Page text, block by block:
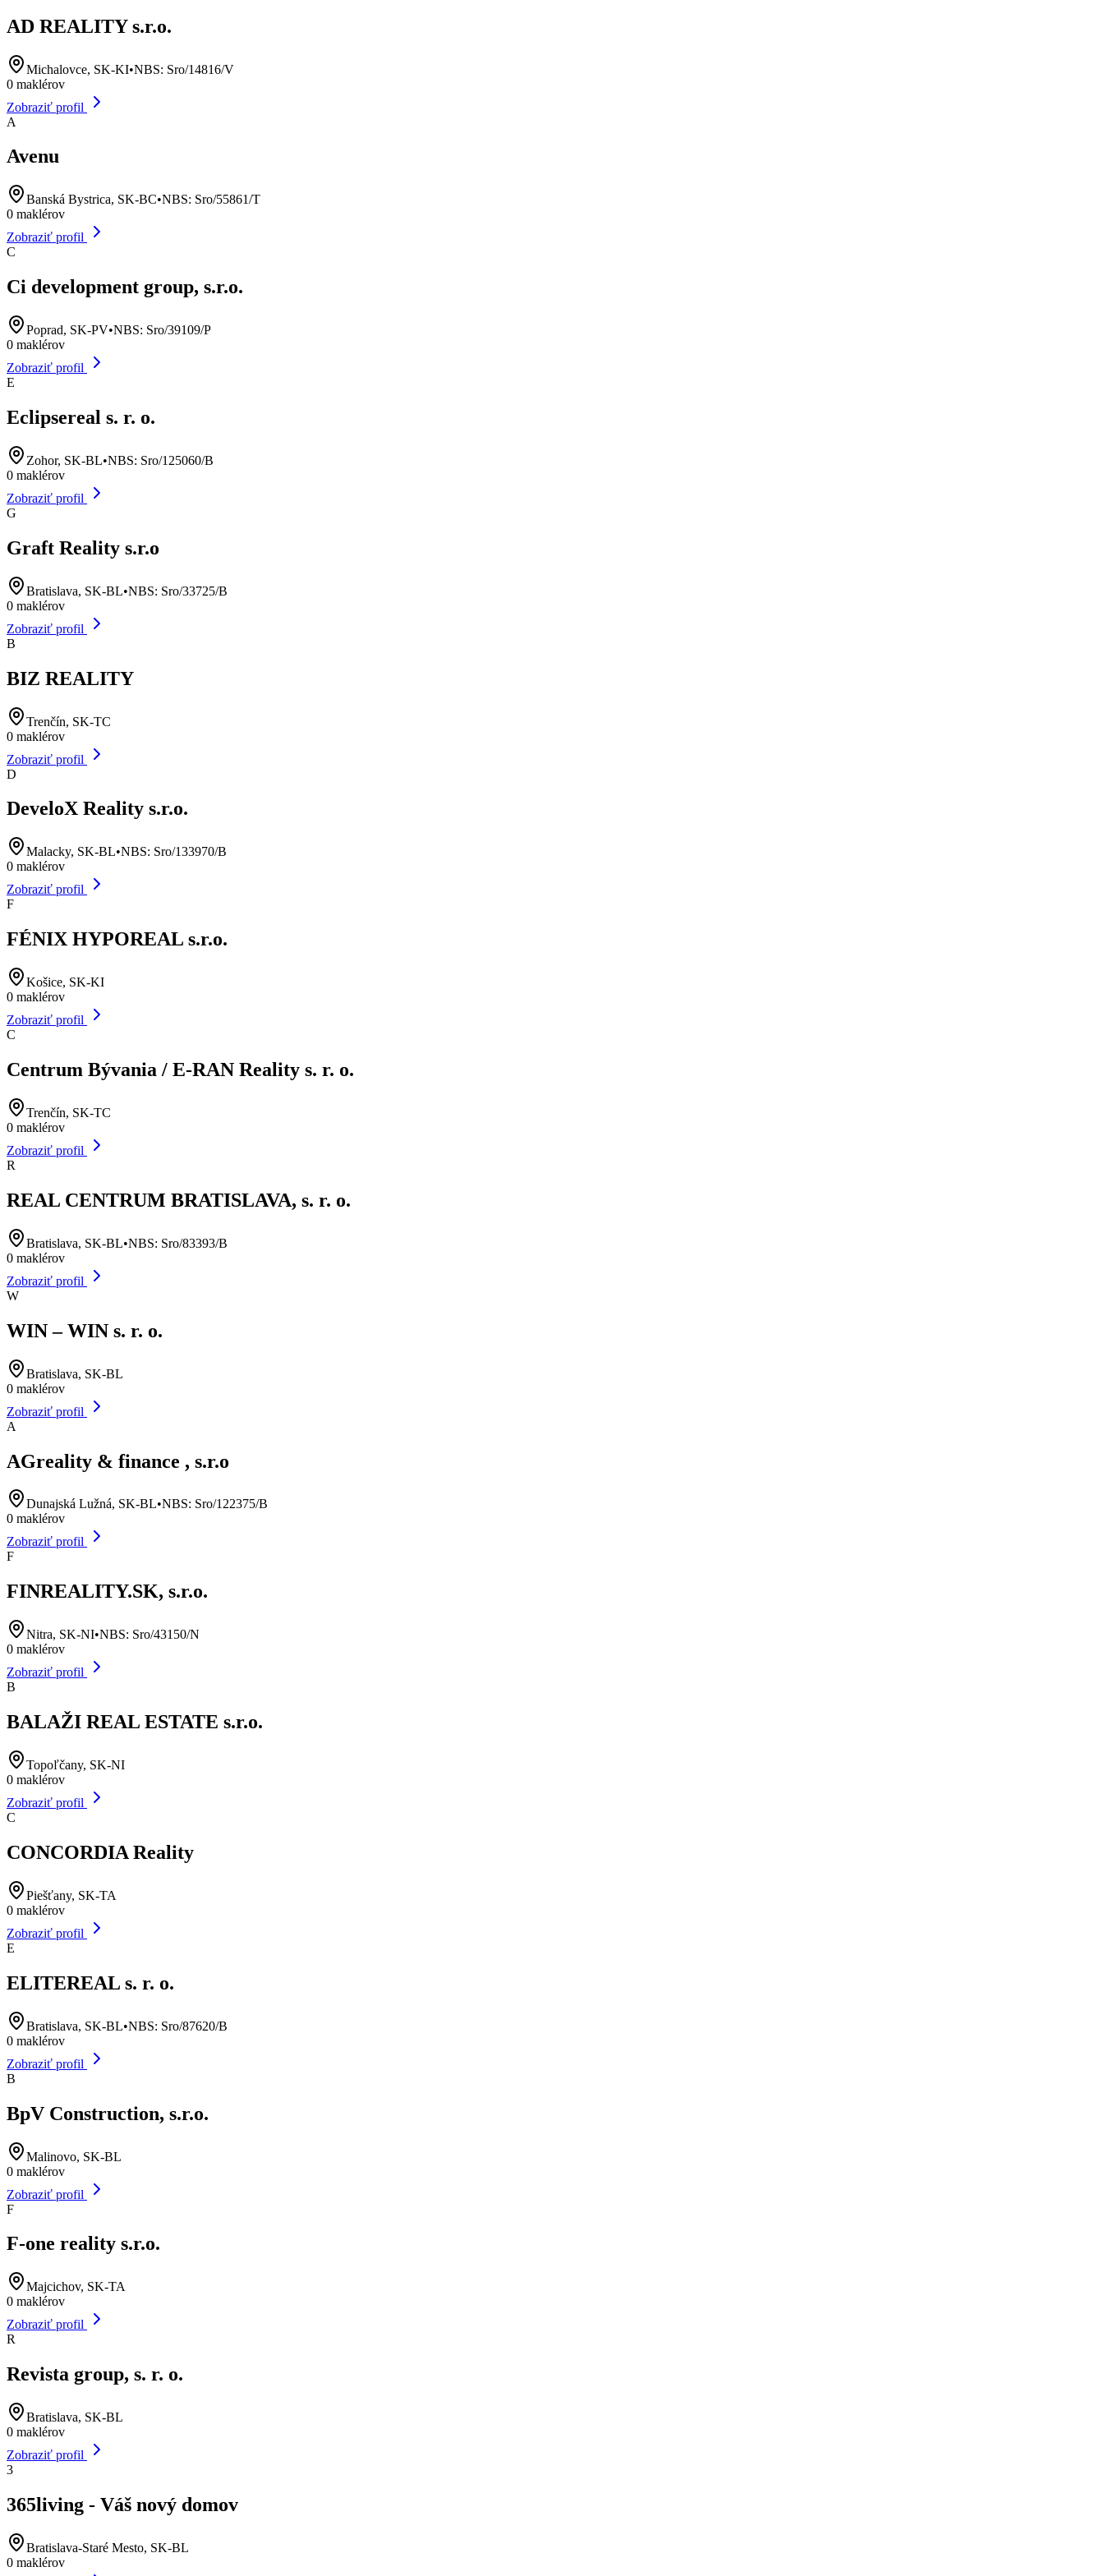
AD REALITY s.r.o.
Michalovce, SK-KI•NBS: Sro/14816/V
0 maklérov
Zobraziť profil
A
Avenu
Banská Bystrica, SK-BC•NBS: Sro/55861/T
0 maklérov
Zobraziť profil
C
Ci development group, s.r.o.
Poprad, SK-PV•NBS: Sro/39109/P
0 maklérov
Zobraziť profil
E
Eclipsereal s. r. o.
Zohor, SK-BL•NBS: Sro/125060/B
0 maklérov
Zobraziť profil
G
Graft Reality s.r.o
Bratislava, SK-BL•NBS: Sro/33725/B
0 maklérov
Zobraziť profil
B
BIZ REALITY
Trenčín, SK-TC
0 maklérov
Zobraziť profil
D
DeveloX Reality s.r.o.
Malacky, SK-BL•NBS: Sro/133970/B
0 maklérov
Zobraziť profil
F
FÉNIX HYPOREAL s.r.o.
Košice, SK-KI
0 maklérov
Zobraziť profil
C
Centrum Bývania / E-RAN Reality s. r. o.
Trenčín, SK-TC
0 maklérov
Zobraziť profil
R
REAL CENTRUM BRATISLAVA, s. r. o.
Bratislava, SK-BL•NBS: Sro/83393/B
0 maklérov
Zobraziť profil
W
WIN – WIN s. r. o.
Bratislava, SK-BL
0 maklérov
Zobraziť profil
A
AGreality & finance , s.r.o
Dunajská Lužná, SK-BL•NBS: Sro/122375/B
0 maklérov
Zobraziť profil
F
FINREALITY.SK, s.r.o.
Nitra, SK-NI•NBS: Sro/43150/N
0 maklérov
Zobraziť profil
B
BALAŽI REAL ESTATE s.r.o.
Topoľčany, SK-NI
0 maklérov
Zobraziť profil
C
CONCORDIA Reality
Piešťany, SK-TA
0 maklérov
Zobraziť profil
E
ELITEREAL s. r. o.
Bratislava, SK-BL•NBS: Sro/87620/B
0 maklérov
Zobraziť profil
B
BpV Construction, s.r.o.
Malinovo, SK-BL
0 maklérov
Zobraziť profil
F
F-one reality s.r.o.
Majcichov, SK-TA
0 maklérov
Zobraziť profil
R
Revista group, s. r. o.
Bratislava, SK-BL
0 maklérov
Zobraziť profil
3
365living - Váš nový domov
Bratislava-Staré Mesto, SK-BL
0 maklérov